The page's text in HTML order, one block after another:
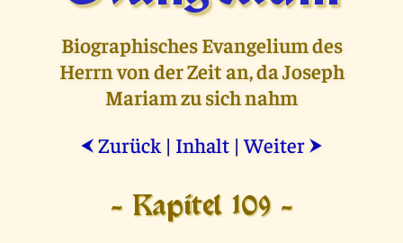
Biographisches Evangelium des
Herrn von der Zeit an, da Joseph
Mariam zu sich nahm
⮜ Zurück | Inhalt |Weiter ⮞
- Kapitel 109 -